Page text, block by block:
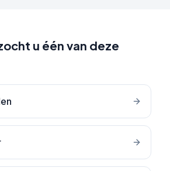
u één van deze